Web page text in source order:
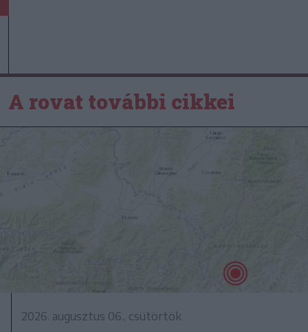
A rovat további cikkei
2026. augusztus 06., csütörtök